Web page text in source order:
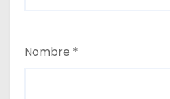
Nombre *